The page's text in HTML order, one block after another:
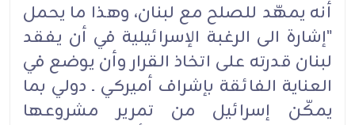
أنه يمهّد للصلح مع لبنان، وهذا ما يحمل
"إشارة الى الرغبة الإسرائيلية في أن يفقد
لبنان قدرته على اتخاذ القرار وأن يوضع في
العناية الفائقة بإشراف أميركي ـ دولي بما
يمكّن إسرائيل من تمرير مشروعها